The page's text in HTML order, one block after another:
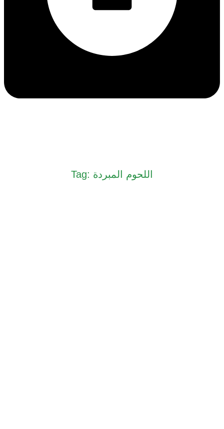
Tag: اللحوم المبردة